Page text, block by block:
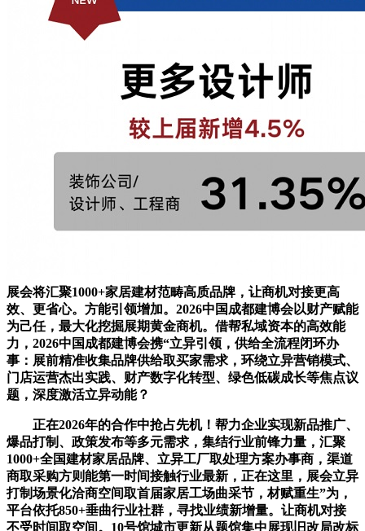
展会将汇聚1000+家居建材范畴高质品牌，让商机对接更高
效、更省心。方能引领增加。2026中国成都建博会以财产赋能
为己任，最大化挖掘展期黄金商机。借帮私域资本的高效能
力，2026中国成都建博会携“立异引领，供给全流程闭环办
事：展前精准收集品牌供给取买家需求，环绕立异营销模式、
门店运营杰出实践、财产数字化转型、绿色低碳成长等焦点议
题，深度激活立异动能？
正在2026年的合作中抢占先机！帮力企业实现新品推广、
爆品打制、政策发布等多元需求，集结行业前锋力量，汇聚
1000+全国建材家居品牌、立异工厂取处理方案办事商，渠道
商取采购方则能第一时间接触行业最新，正在这里，展会立异
打制场景化洽商空间取首届家居工场曲采节，材赋重生”为，
平台依托850+垂曲行业社群，寻找业绩新增量。让商机对接
不受时间取空间。10号馆城市更新从题馆集中展现旧改局改标